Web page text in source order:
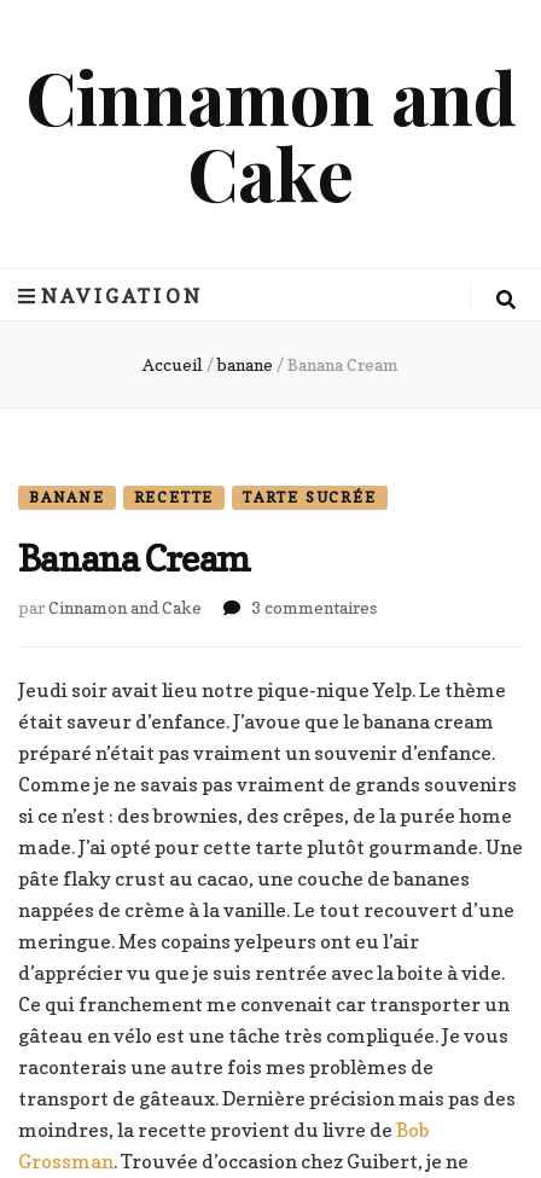
Cinnamon and
Cake
NAVIGATION
Accueil /banane /Banana Cream
BANANE RECETTE TARTE SUCRÉE
Banana Cream
parCinnamon and Cake 3 commentairessur
Jeudi soir avait lieu notre pique-nique Yelp. Le thème
était saveur d’enfance. J’avoue que le banana cream
préparé n’était pas vraiment un souvenir d’enfance.
Comme je ne savais pas vraiment de grands souvenirs
si ce n’est : des brownies, des crêpes, de la purée home
made. J’ai opté pour cette tarte plutôt gourmande. Une
pâte flaky crust au cacao, une couche de bananes
nappées de crème à la vanille. Le tout recouvert d’une
meringue. Mes copains yelpeurs ont eu l’air
d’apprécier vu que je suis rentrée avec la boite à vide.
Ce qui franchement me convenait car transporter un
gâteau en vélo est une tâche très compliquée. Je vous
raconterais une autre fois mes problèmes de
transport de gâteaux. Dernière précision mais pas des
moindres, la recette provient du livre de Bob
Grossman. Trouvée d’occasion chez Guibert, je ne